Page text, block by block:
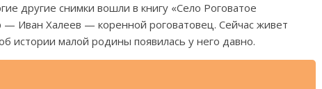
другие снимки вошли в книгу «Село Роговатое
— Иван Халеев — коренной роговатовец. Сейчас живет
истории малой родины появилась у него давно.